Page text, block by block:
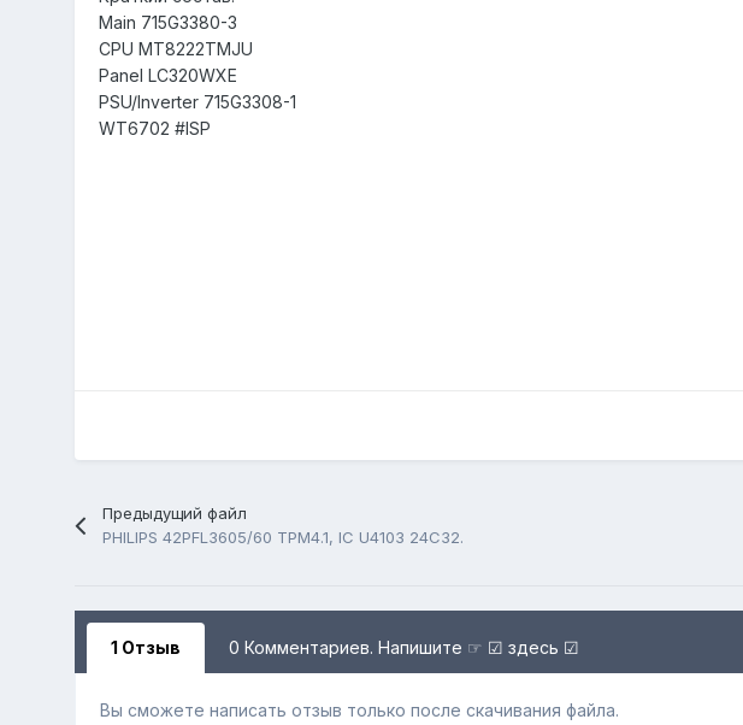
Main 715G3380-3
CPU MT8222TMJU
Panel LC320WXE
PSU/Inverter 715G3308-1
WT6702 #ISP
Предыдущий файл
PHILIPS 42PFL3605/60 TPM4.1, IC U4103 24C32.
1 Отзыв 0 Комментариев. Напишите ☞ ☑ здесь ☑
Вы сможете написать отзыв только после скачивания файла.